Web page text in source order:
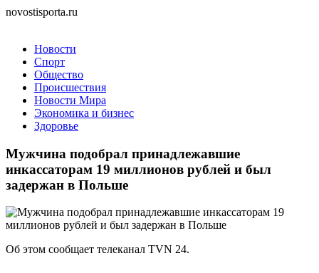
novostisporta.ru
Новости
Спорт
Общество
Происшествия
Новости Мира
Экономика и бизнес
Здоровье
Мужчина подобрал принадлежавшие
инкассаторам 19 миллионов рублей и был
задержан в Польше
Об этом сообщает телеканал TVN 24.